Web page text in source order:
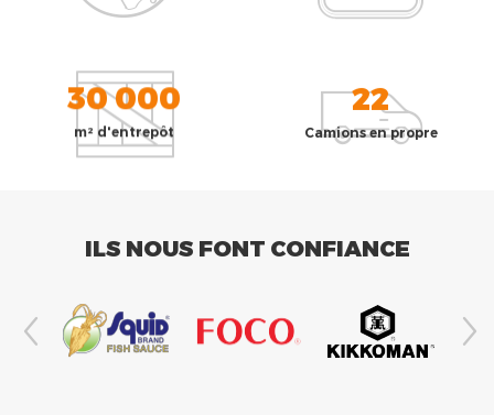
30 000
m² d'entrepôt
22
Camions en propre
ILS NOUS FONT CONFIANCE